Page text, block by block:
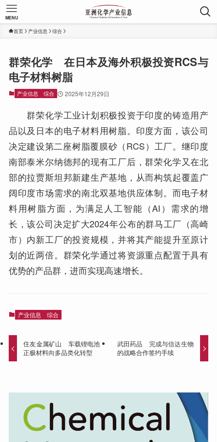
MENU
首页 产业信息 综合
群荣化学 在日本及海外积极投资RCS与
电子材料树脂
产业信息 综合 2025年12月29日
群荣化学工业计划积极投资于印度的铸造用产
品以及日本的电子材料用树脂。印度方面，该公司
决定建设第二座树脂覆膜砂（RCS）工厂。继印度
南部泰米尔纳德邦的现有工厂后，群荣化学又在北
部的拉贾斯坦邦新建生产基地，从而构筑起覆盖广
阔印度市场需求的南北双基地供应体制。而电子材
料用树脂方面，为满足人工智能（AI）需求的增
长，该公司决定扩大2024年公布的群马工厂（高崎
市）内新工厂的投资规模，并将其产能提升至原计
划的近两倍。群荣化学通过将资源重点配置于具有
优势的产品群，进而实现高速增长。
产业信息 综合
住友金属矿山 车载锂电池
正极材料向多品类化转型
武田药品 完成与信达生物
的战略合作签约手续